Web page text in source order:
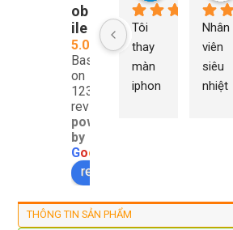
ob
ile
5.0
Based
on
1232
reviews
powered
by
Goo
review us on
Tôi
thay
màn
iphon
lại
Nhân
viên
siêu
nhiệt
tôi sẽ
THÔNG TIN SẢN PHẨM